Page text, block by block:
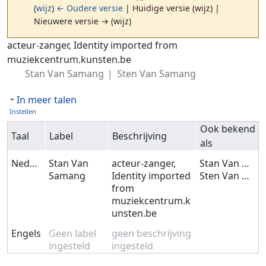
(wijz) ← Oudere versie | Huidige versie (wijz) |
Nieuwere versie → (wijz)
Ga naar:navigatie,zoeken
acteur-zanger, Identity imported from
muziekcentrum.kunsten.be
Stan Van Samang
Sten Van Samang
In meer talen
Instellen
Taal Label Beschrijving
Ook bekend
als
Nederlands
Stan Van
Samang
acteur-zanger,
Identity imported
from
muziekcentrum.k
unsten.be
Stan Van Samang
Sten Van Samang
Engels
Geen label
ingesteld
geen beschrijving
ingesteld